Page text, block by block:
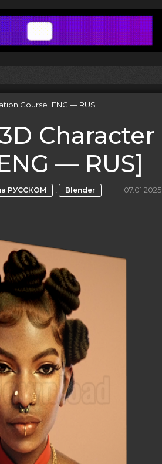
Course [ENG — RUS]
Character
— RUS]
РУССКОМ , Blender 07.01.2025